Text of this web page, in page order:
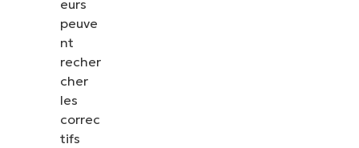
eurs
peuve
nt
recher
cher
les
correc
tifs